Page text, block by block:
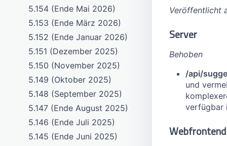
5.154 (Ende Mai 2026)
5.153 (Ende März 2026)
5.152 (Ende Januar 2026)
5.151 (Dezember 2025)
5.150 (November 2025)
5.149 (Oktober 2025)
5.148 (September 2025)
5.147 (Ende August 2025)
5.146 (Ende Juli 2025)
5.145 (Ende Juni 2025)
Veröffentlicht
Server
Behoben
/api/
und
verfügbar
Webfrontend